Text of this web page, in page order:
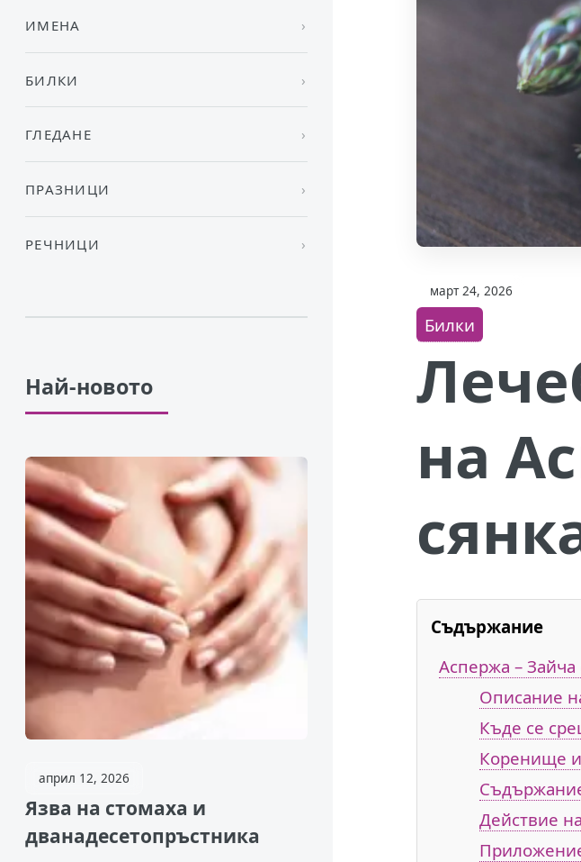
март 24, 2026
Билки
на
Съдържание
Аспержа – Зайча
Описание
Къде се
Коренище и
Действие
ИМЕНА
БИЛКИ
ГЛЕДАНЕ
ПРАЗНИЦИ
РЕЧНИЦИ
Най-новото
април 12, 2026
Язва на стомаха и
дванадесетопръстника